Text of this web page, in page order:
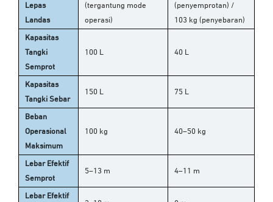
Lepas
Landas
(tergantung mode
operasi)
(penyemprotan) /
103 kg (penyebaran)
Kapasitas
Tangki
Semprot
100 L 40 L
Kapasitas
Tangki Sebar
150 L 75 L
Beban
Operasional
Maksimum
100 kg 40–50 kg
Lebar Efektif
Semprot
5–13 m 4–11 m
Lebar Efektif